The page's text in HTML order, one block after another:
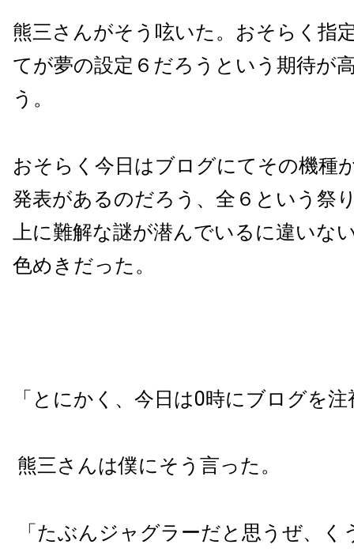
熊三さんがそう呟いた。おそらく指
てが夢の設定６だろうという期待が
う。
おそらく今日はブログにてその機種
発表があるのだろう、全６という祭
上に難解な謎が潜んでいるに違いな
色めきだった。
「とにかく、今日は0時にブログを注
熊三さんは僕にそう言った。
「たぶんジャグラーだと思うぜ、く